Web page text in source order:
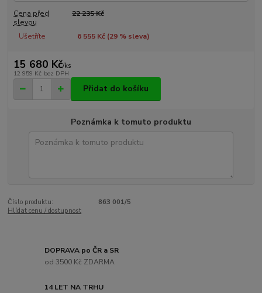
Cena před
slevou
22 235 Kč
Ušetříte 6 555 Kč (29% sleva)
15 680 Kč/ks
12 959 Kč bez DPH
Přidat do košíku
Poznámka k tomuto produktu
Číslo produktu:
863 001/5
Hlídat cenu / dostupnost
DOPRAVA po ČR a SR
od 3500 Kč ZDARMA
14 LET NA TRHU